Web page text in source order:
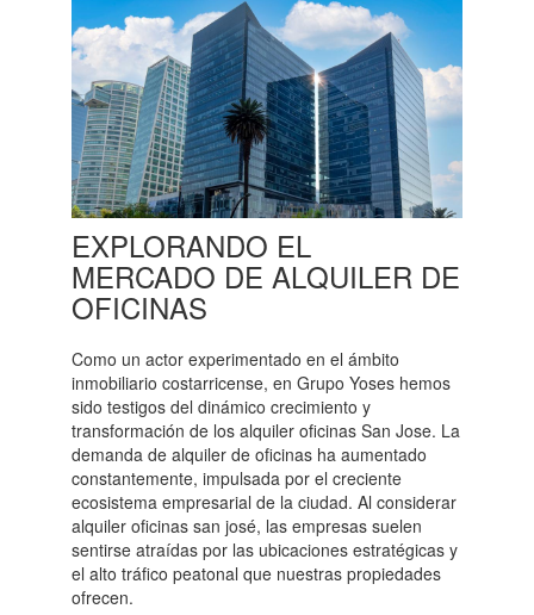
EXPLORANDO EL
MERCADO DE ALQUILER DE
OFICINAS
Como un actor experimentado en el ámbito
inmobiliario costarricense, en Grupo Yoses hemos
sido testigos del dinámico crecimiento y
transformación de los alquiler oficinas San Jose. La
demanda de alquiler de oficinas ha aumentado
constantemente, impulsada por el creciente
ecosistema empresarial de la ciudad. Al considerar
alquiler oficinas san josé, las empresas suelen
sentirse atraídas por las ubicaciones estratégicas y
el alto tráfico peatonal que nuestras propiedades
ofrecen.